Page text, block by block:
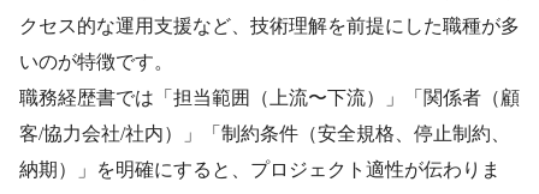
クセス的な運用支援など、技術理解を前提にした職種が多
いのが特徴です。
職務経歴書では「担当範囲（上流〜下流）」「関係者（顧
客/協力会社/社内）」「制約条件（安全規格、停止制約、
納期）」を明確にすると、プロジェクト適性が伝わりま